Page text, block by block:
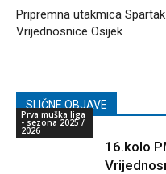
Pripremna utakmica
Vrijednosnice Osijek
SLIČNE OBJAVE
Prva muška liga
- sezona 2025 /
2026
16.kolo